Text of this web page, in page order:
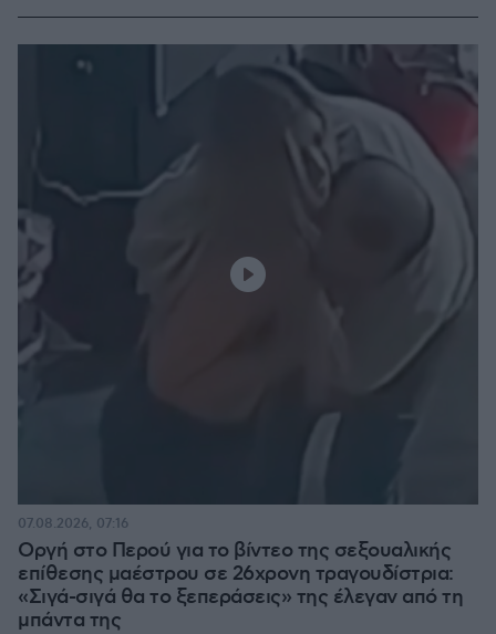
Οργή στο Περού για το βίντεο της σεξουαλικής
επίθεσης μαέστρου σε 26χρονη τραγουδίστρια:
«Σιγά-σιγά θα το ξεπεράσεις» της έλεγαν από τη
μπάντα της
07.08.2026, 07:16